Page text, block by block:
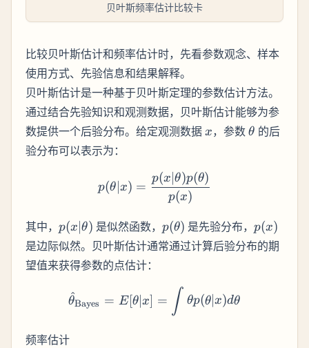
贝叶斯频率估计比较卡
比较贝叶斯估计和频率估计时，先看参数观念、样本
使用方式、先验信息和结果解释。
贝叶斯估计是一种基于贝叶斯定理的参数估计方法。
通过结合先验知识和观测数据，贝叶斯估计能够为参
数提供一个后验分布。给定观测数据 x
x，参数\theta
θ 的后
验分布可以表示为：
p(\theta | x) = \frac{p(x
p(θ x) =
p(x)
p(x ∣θ)p(θ)
其中， p(x |
\theta)
p(x θ) 是似然函数， p(\theta)
p(θ) 是先验分布，p(x)
p(x)
是边际似然。贝叶斯估计通常通过计算后验分布的期
望值来获得参数的点估计：
θ
^Bayes = E[θ ∣x] = ∫ θp(θ ∣x)dθ
频率估计